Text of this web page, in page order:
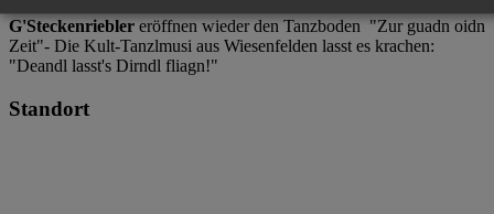
G'Steckenriebler eröffnen wieder den Tanzboden "Zur guadn oidn
Zeit"- Die Kult-Tanzlmusi aus Wiesenfelden lasst es krachen:
"Deandl lasst's Dirndl fliagn!"
Standort